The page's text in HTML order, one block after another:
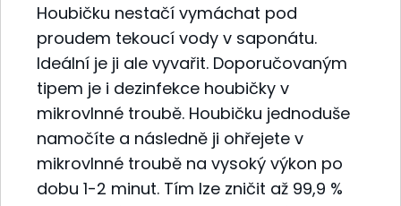
Houbičku nestačí vymáchat pod
proudem tekoucí vody v saponátu.
Ideální je ji ale vyvařit. Doporučovaným
tipem je i dezinfekce houbičky v
mikrovlnné troubě. Houbičku jednoduše
namočíte a následně ji ohřejete v
mikrovlnné troubě na vysoký výkon po
dobu 1-2 minut. Tím lze zničit až 99,9 %